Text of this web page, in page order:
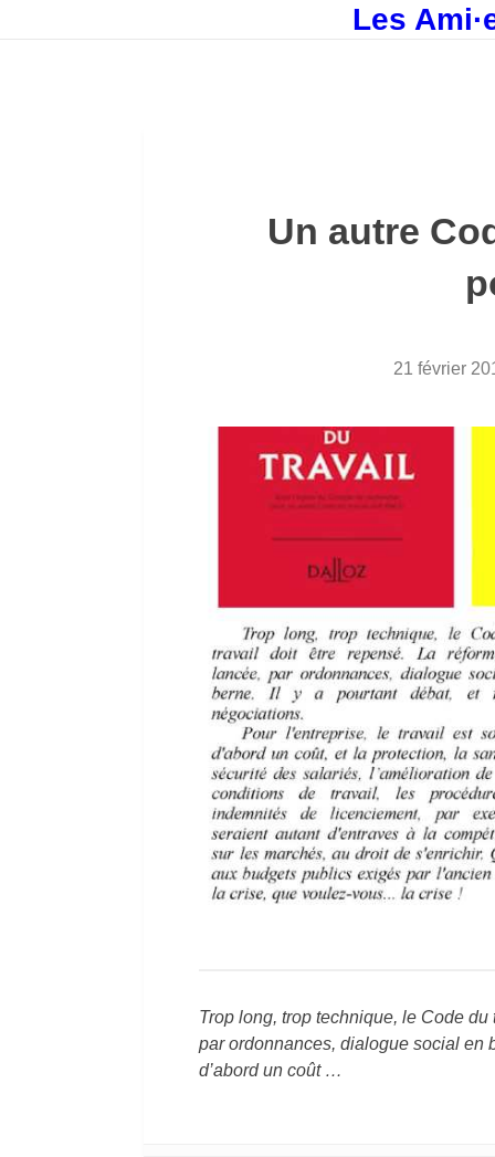
Les
Un autre
21 février
Trop long, trop technique, le Code
par ordonnances, dialogue social en
d’abord un coût …